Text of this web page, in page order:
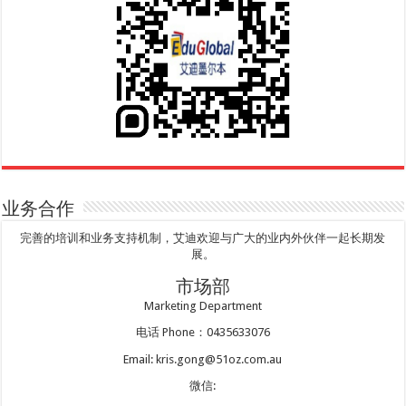
业务合作
完善的培训和业务支持机制，艾迪欢迎与广大的业内外伙伴一起长期发
展。
市场部
Marketing Department
电话 Phone：0435633076
Email: kris.gong@51oz.com.au
微信: